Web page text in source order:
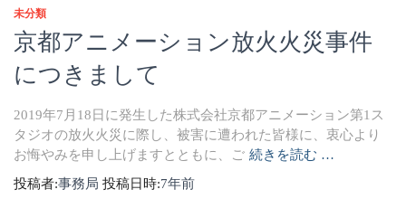
未分類
京都アニメーション放火火災事件
につきまして
2019年7月18日に発生した株式会社京都アニメーション第1ス
タジオの放火火災に際し、被害に遭われた皆様に、衷心より
お悔やみを申し上げますとともに、ご 続きを読む …
投稿者:事務局 投稿日時:7年前